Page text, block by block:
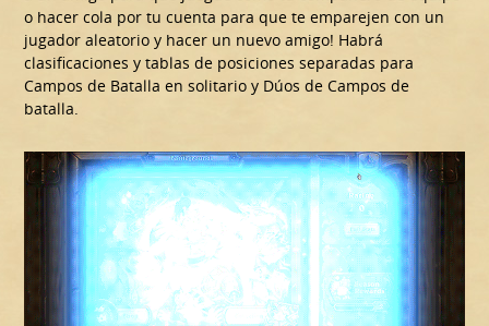
o hacer cola por tu cuenta para que te emparejen con un
jugador aleatorio y hacer un nuevo amigo! Habrá
clasificaciones y tablas de posiciones separadas para
Campos de Batalla en solitario y Dúos de Campos de
batalla.